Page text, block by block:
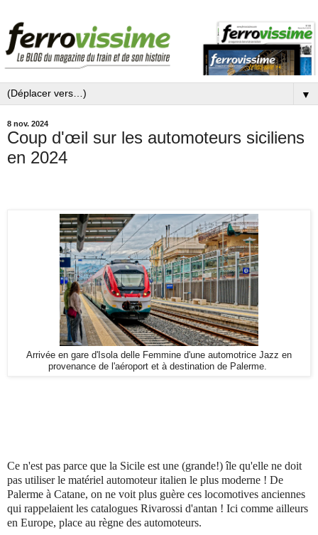
▼
8 nov. 2024
Coup d'œil sur les automoteurs siciliens
en 2024
Arrivée en gare d'Isola delle Femmine d'une automotrice Jazz en
provenance de l'aéroport et à destination de Palerme.
Ce n'est pas parce que la Sicile est une (grande!) île qu'elle ne doit
pas utiliser le matériel automoteur italien le plus moderne ! De
Palerme à Catane, on ne voit plus guère ces locomotives anciennes
qui rappelaient les catalogues Rivarossi d'antan ! Ici comme ailleurs
en Europe, place au règne des automoteurs.